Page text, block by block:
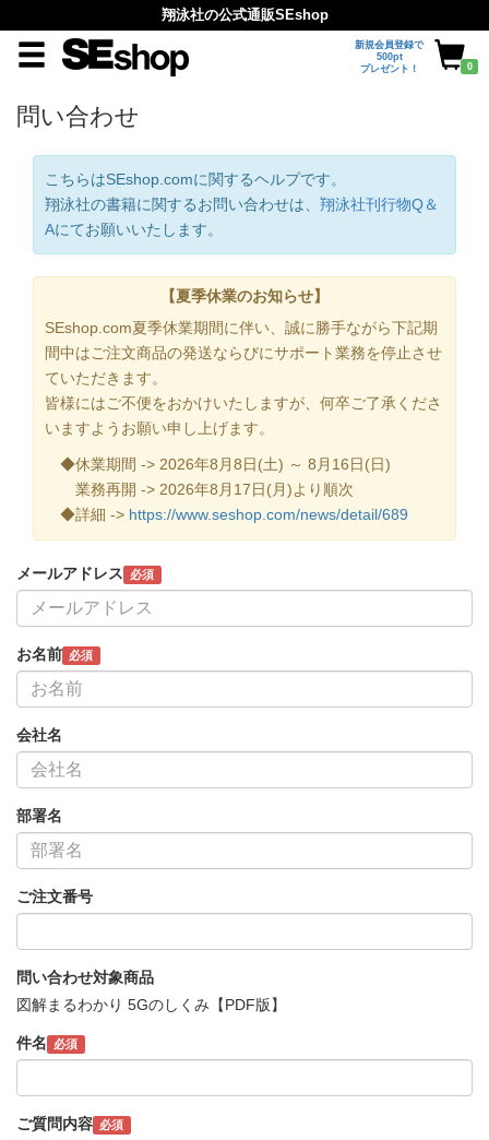
翔泳社の公式通販SEshop
新規会員登録で
500pt
プレゼント！
0
問い合わせ
こちらはSEshop.comに関するヘルプです。
翔泳社の書籍に関するお問い合わせは、 翔泳社刊行物Q＆
Aにてお願いいたします。
【夏季休業のお知らせ】
SEshop.com夏季休業期間に伴い、誠に勝手ながら下記期
間中はご注文商品の発送ならびにサポート業務を停止させ
ていただきます。
皆様にはご不便をおかけいたしますが、何卒ご了承くださ
いますようお願い申し上げます。
◆休業期間 -> 2026年8月8日(土) ～ 8月16日(日)
業務再開 -> 2026年8月17日(月)より順次
◆詳細 -> https://www.seshop.com/news/detail/689
メールアドレス 必須
お名前 必須
会社名
部署名
ご注文番号
問い合わせ対象商品
図解まるわかり 5Gのしくみ【PDF版】
件名 必須
ご質問内容 必須